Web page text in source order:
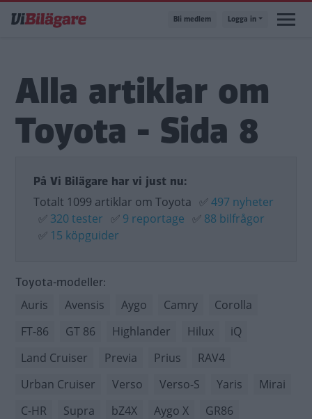
till
Bli medlem Logga in
Alla artiklar om
Toyota - Sida 8
På Vi Bilägare har vi just nu:
Totalt 1099 artiklar om Toyota ✅497 nyheter
✅ 320 tester ✅ 9 reportage ✅ 88 bilfrågor
✅ 15 köpguider
Toyota-modeller:
Auris Avensis Aygo Camry
Corolla
FT-86
GT 86 Highlander Hilux
iQ
Land Cruiser
Previa Prius
RAV4
Urban Cruiser
Verso Verso-S Yaris
Mirai
C-HR
Supra bZ4X Aygo X
GR86